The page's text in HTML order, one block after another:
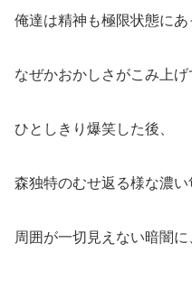
俺達は精神も極限状態にあ
なぜかおかしさがこみ上げ
ひとしきり爆笑した後、
森独特のむせ返る様な濃い
周囲が一切見えない暗闇に